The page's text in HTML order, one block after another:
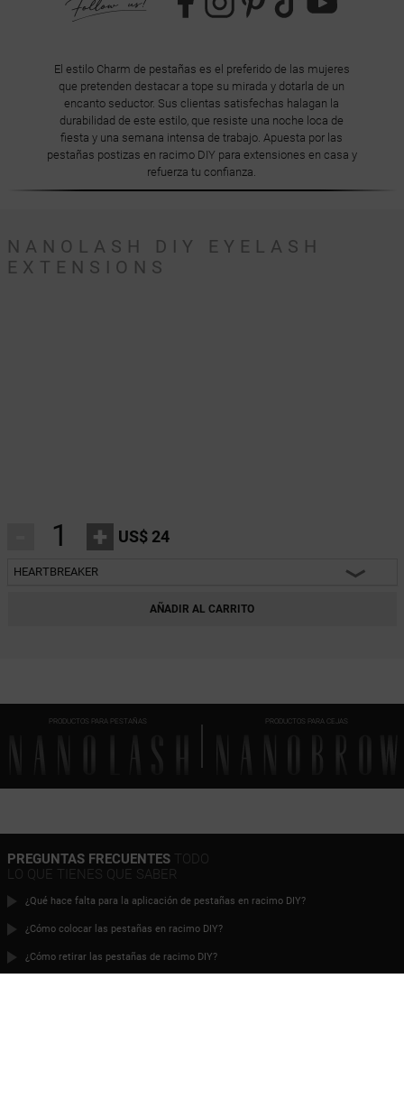
El estilo Charm de pestañas es el preferido de las mujeres
que pretenden destacar a tope su mirada y dotarla de un
encanto seductor. Sus clientas satisfechas halagan la
durabilidad de este estilo, que resiste una noche loca de
fiesta y una semana intensa de trabajo. Apuesta por las
pestañas postizas en racimo DIY para extensiones en casa y
refuerza tu confianza.
NANOLASH DIY EYELASH
EXTENSIONS
+ US$ 24
HEARTBREAKER
CLASSY
HARMONY
AÑADIR AL CARRITO
PRODUCTOS PARA PESTAÑAS PRODUCTOS PARA CEJAS
PREGUNTAS FRECUENTESTODO
LO QUE TIENES QUE SABER
¿Qué hace falta para la aplicación de pestañas en racimo DIY?
¿Cómo colocar las pestañas en racimo DIY?
¿Cómo retirar las pestañas de racimo DIY?